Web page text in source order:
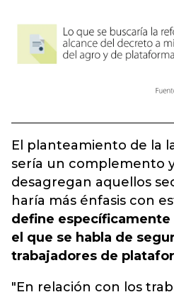
El planteamiento de la
sería un complemento
desagregan aquellos
haría más énfasis con
define específicamente
el que se habla de
trabajadores de
"En relación con los